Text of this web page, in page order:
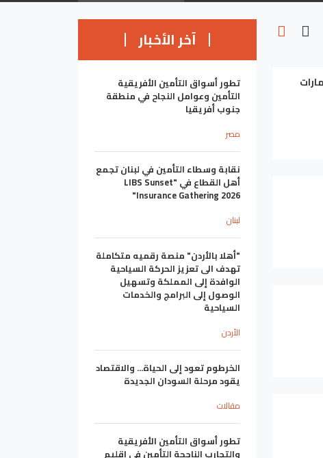
آخر الأخبار
تطور أسواق التأمين الأفريقية
التأمين وعوامل النجاح في منطقة
جنوب أفريقيا
مصر
نقابة وسطاء التأمين في لبنان تجمع
أهل القطاع في "LIBS Sunset
Insurance Gathering 2026"
لبنان
"أهلا بالأردن" منصة رقميه متكاملة
تهدف الى تعزيز الحركة السياحية
الوافدة إلى المملكة وتسهيل
الوصول إلى البرامج والخدمات
السياحية
الأردن
الخرطوم تعود إلى الحياة... والاقتصاد
يقود مرحلة السودان الجديدة
مقالات
تطور أسواق التأمين الأفريقية
والتجارب الناجحة التأمين في إقليم